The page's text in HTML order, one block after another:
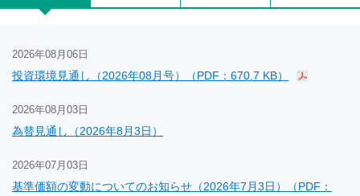
2026年08月06日
投資環境見通し（2026年08月号）（PDF：670.7 KB）
2026年08月03日
為替見通し（2026年8月3日）
2026年07月03日
基準価額の変動についてのお知らせ（2026年7月3日）（PDF：